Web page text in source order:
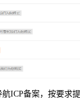
ICP备案，按要求